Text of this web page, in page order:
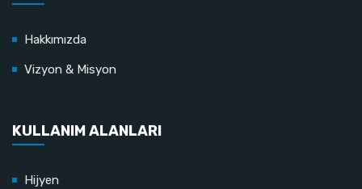
Hakkımızda
Vizyon & Misyon
KULLANIM ALANLARI
Hijyen